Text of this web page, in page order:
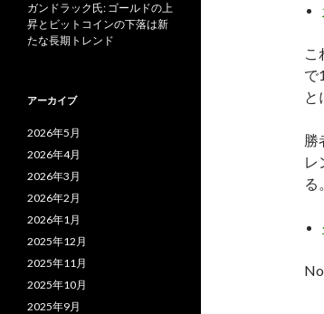
こ
で
と
勝
レ
る。
ガンドラック氏: ゴールドの上
昇とビットコインの下落は新
たな長期トレンド
アーカイブ
2026年5月
2026年4月
2026年3月
2026年2月
2026年1月
2025年12月
2025年11月
2025年10月
2025年9月